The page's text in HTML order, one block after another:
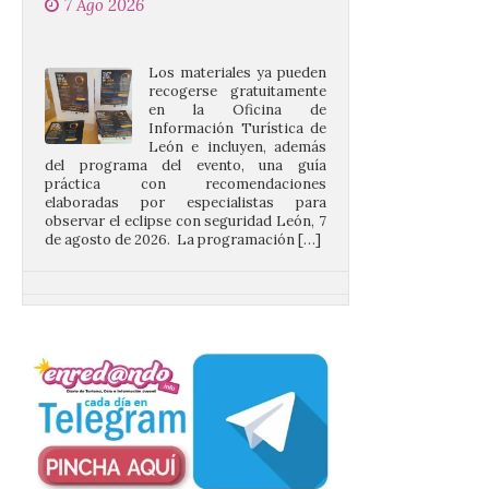
Información Turística de
León e incluyen, además
del programa del evento, una guía
práctica con recomendaciones
elaboradas por especialistas para
observar el eclipse con seguridad León, 7
de agosto de 2026. La programación […]
la Energía de Ponferrada
este fin de semana
7 Ago 2026
Además, se celebrarán
nuevas visitas guiadas de